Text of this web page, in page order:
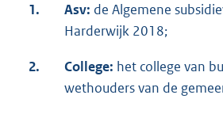
1. Asv: de Algemene
Harderwijk 2018;
2. College: het college van
wethouders van de